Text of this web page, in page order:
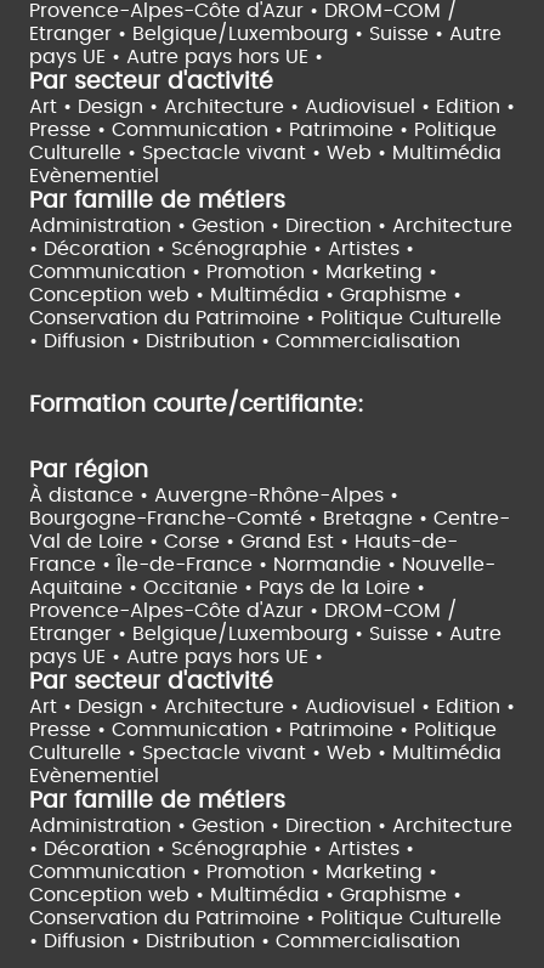
Provence-Alpes-Côte d'Azur • DROM-COM /
Etranger • Belgique/Luxembourg • Suisse • Autre
pays UE • Autre pays hors UE •
Par secteur d'activité
Art • Design • Architecture • Audiovisuel • Edition •
Presse • Communication • Patrimoine • Politique
Culturelle • Spectacle vivant • Web • Multimédia
Evènementiel
Par famille de métiers
Administration • Gestion • Direction • Architecture
• Décoration • Scénographie • Artistes •
Communication • Promotion • Marketing •
Conception web • Multimédia • Graphisme •
Conservation du Patrimoine • Politique Culturelle
• Diffusion • Distribution • Commercialisation
Formation courte/certifiante:
Par région
À distance • Auvergne-Rhône-Alpes •
Bourgogne-Franche-Comté • Bretagne • Centre-
Val de Loire • Corse • Grand Est • Hauts-de-
France •
Île-de-France • Normandie • Nouvelle-
Aquitaine • Occitanie • Pays de la Loire •
Provence-Alpes-Côte d'Azur • DROM-COM /
Etranger • Belgique/Luxembourg • Suisse • Autre
pays UE • Autre pays hors UE •
Par secteur d'activité
Art • Design • Architecture • Audiovisuel • Edition •
Presse • Communication • Patrimoine • Politique
Culturelle • Spectacle vivant • Web • Multimédia
Evènementiel
Par famille de métiers
Administration • Gestion • Direction • Architecture
• Décoration • Scénographie • Artistes •
Communication • Promotion • Marketing •
Conception web • Multimédia • Graphisme •
Conservation du Patrimoine • Politique Culturelle
• Diffusion • Distribution • Commercialisation